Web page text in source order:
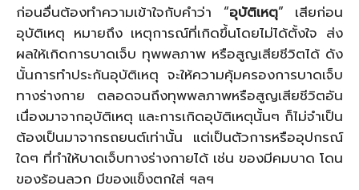
ก่อนอื่นต้องทำความเข้าใจกับคำว่า “อุบัติเหตุ” เสียก่อน
อุบัติเหตุ หมายถึง เหตุการณ์ที่เกิดขึ้นโดยไม่ได้ตั้งใจ ส่ง
ผลให้เกิดการบาดเจ็บ ทุพพลภาพ หรือสูญเสียชีวิตได้ ดัง
นั้นการทำประกันอุบัติเหตุ จะให้ความคุ้มครองการบาดเจ็บ
ทางร่างกาย ตลอดจนถึงทุพพลภาพหรือสูญเสียชีวิตอัน
เนื่องมาจากอุบัติเหตุ และการเกิดอุบัติเหตุนั้นๆ ก็ไม่จำเป็น
ต้องเป็นมาจากรถยนต์เท่านั้น แต่เป็นตัวการหรืออุปกรณ์
ใดๆ ที่ทำให้บาดเจ็บทางร่างกายได้ เช่น ของมีคมบาด โดน
ของร้อนลวก มีของแข็งตกใส่ ฯลฯ